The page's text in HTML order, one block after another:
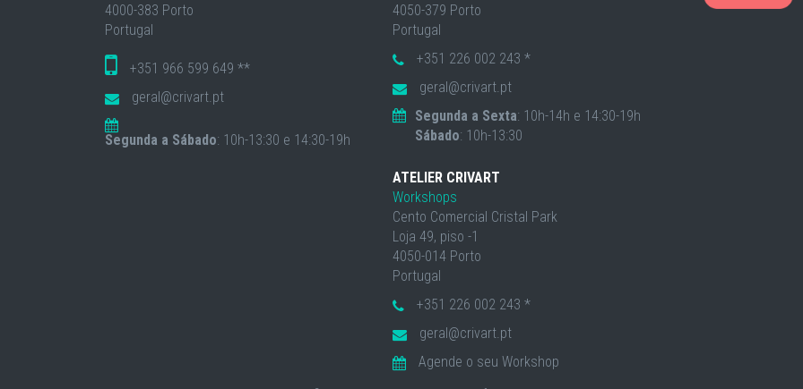
4000-383 Porto
Portugal
+351 966 599 649 **
geral@crivart.pt
Segunda a Sábado: 10h-13:30 e 14:30-19h
4050-379 Porto
Portugal
+351 226 002 243 *
geral@crivart.pt
Segunda a Sexta: 10h-14h e 14:30-19h
Sábado: 10h-13:30
ATELIER CRIVART
Workshops
Cento Comercial Cristal Park
Loja 49, piso -1
4050-014 Porto
Portugal
+351 226 002 243 *
geral@crivart.pt
Agende o seu Workshop